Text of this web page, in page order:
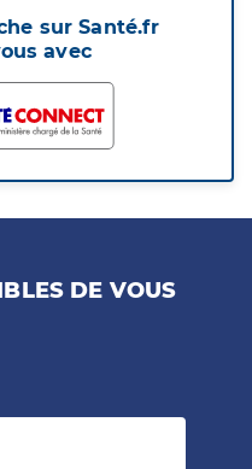
sur Santé.fr
avec
DE VOUS